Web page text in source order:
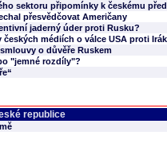
sektoru připomínky k českému
přesvědčovat Američany
jaderný úder proti Rusku?
českých médiích o válce USA proti
o důvěře Ruskem
"jemné rozdíly"?
republice